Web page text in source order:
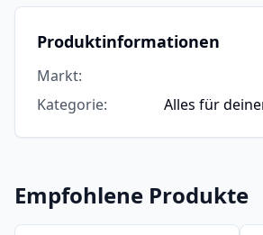
Produktinformationen
Markt:
Kategorie: Alles für
Empfohlene Produkte